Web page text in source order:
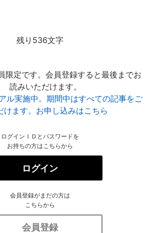
残り536文字
限定です。会員登録すると最後までお
読みいただけます。
ル実施中。期間中はすべての記事をご
けます。お申し込みはこちら
ログインＩＤとパスワードを
お持ちの方はこちらから
ログイン
会員登録がまだの方は
こちらから
会員登録